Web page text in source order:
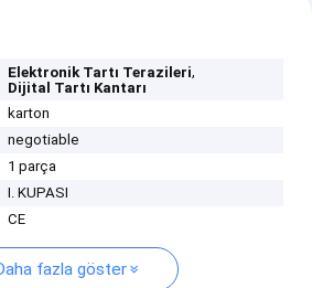
Elektronik Tartı Terazileri,
Dijital Tartı Kantarı
karton
negotiable
1 parça
I. KUPASI
CE
fazla göster